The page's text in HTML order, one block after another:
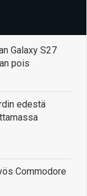
Galaxy S27
pois
edestä
Commodore